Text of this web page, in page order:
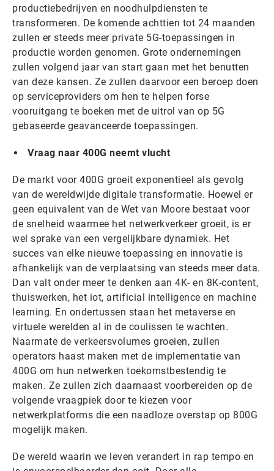
productiebedrijven en noodhulpdiensten te
transformeren. De komende achttien tot 24 maanden
zullen er steeds meer private 5G-toepassingen in
productie worden genomen. Grote ondernemingen
zullen volgend jaar van start gaan met het benutten
van deze kansen. Ze zullen daarvoor een beroep doen
op serviceproviders om hen te helpen forse
vooruitgang te boeken met de uitrol van op 5G
gebaseerde geavanceerde toepassingen.
Vraag naar 400G neemt vlucht
De markt voor 400G groeit exponentieel als gevolg
van de wereldwijde digitale transformatie. Hoewel er
geen equivalent van de Wet van Moore bestaat voor
de snelheid waarmee het netwerkverkeer groeit, is er
wel sprake van een vergelijkbare dynamiek. Het
succes van elke nieuwe toepassing en innovatie is
afhankelijk van de verplaatsing van steeds meer data.
Dan valt onder meer te denken aan 4K- en 8K-content,
thuiswerken, het iot, artificial intelligence en machine
learning. En ondertussen staan het metaverse en
virtuele werelden al in de coulissen te wachten.
Naarmate de verkeersvolumes groeien, zullen
operators haast maken met de implementatie van
400G om hun netwerken toekomstbestendig te
maken. Ze zullen zich daarnaast voorbereiden op de
volgende vraagpiek door te kiezen voor
netwerkplatforms die een naadloze overstap op 800G
mogelijk maken.
De wereld waarin we leven verandert in rap tempo en